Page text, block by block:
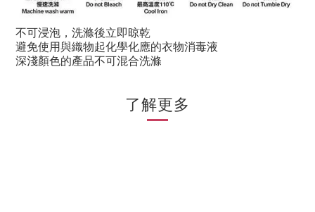
不可浸泡，洗滌後立即晾乾
避免使用與織物起化學化應的衣物消毒液
深淺顏色的產品不可混合洗滌
了解更多